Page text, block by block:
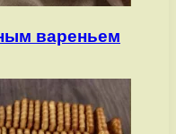
вареньем